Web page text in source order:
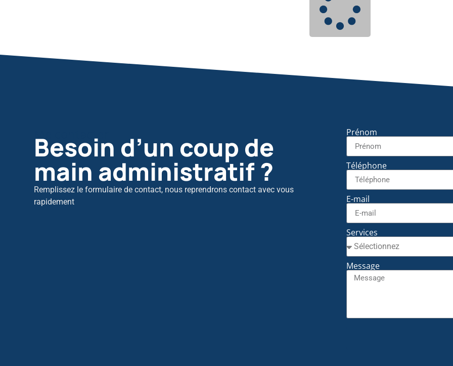
Me contacter
Besoin d’un coup de
main administratif ?
Remplissez le formulaire de contact, nous reprendrons contact avec vous
rapidement
Prénom
Téléphone
E-mail
Services
Message